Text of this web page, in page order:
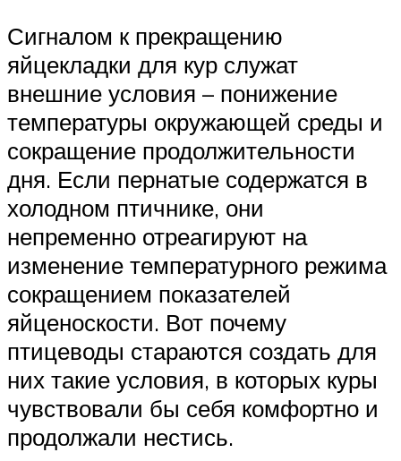
Сигналом к прекращению
яйцекладки для кур служат
внешние условия – понижение
температуры окружающей среды и
сокращение продолжительности
дня. Если пернатые содержатся в
холодном птичнике, они
непременно отреагируют на
изменение температурного режима
сокращением показателей
яйценоскости. Вот почему
птицеводы стараются создать для
них такие условия, в которых куры
чувствовали бы себя комфортно и
продолжали нестись.